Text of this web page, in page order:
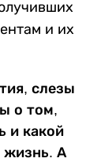
и их
слезы
о том,
и какой
жизнь. А